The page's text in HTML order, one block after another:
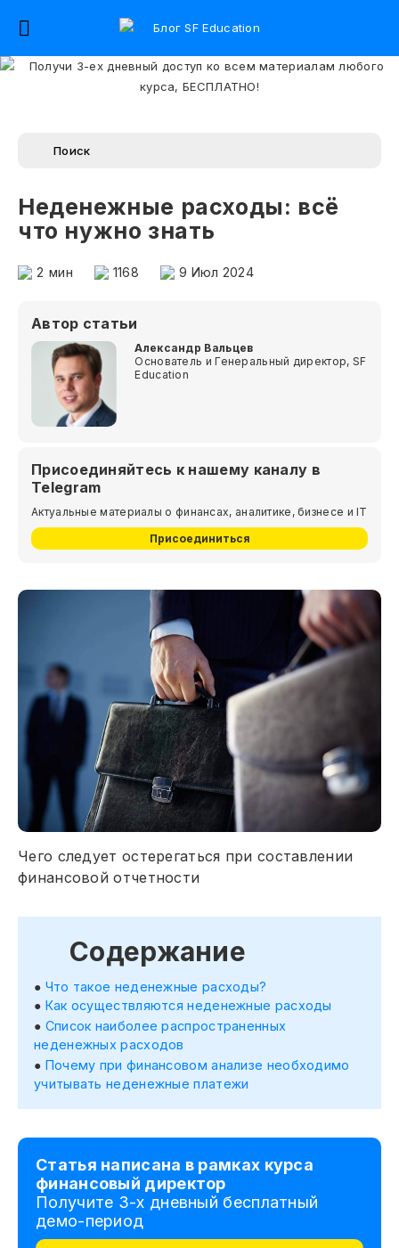
Неденежные расходы: всё
что нужно знать
2 мин 1168 9 Июл 2024
Автор статьи
Александр Вальцев
Основатель и Генеральный директор, SF
Education
Присоединяйтесь к нашему каналу в
Telegram
Актуальные материалы о финансах, аналитике, бизнесе и IT
Присоединиться
Чего следует остерегаться при составлении
финансовой отчетности
Содержание
Что такое неденежные расходы?
Как осуществляются неденежные расходы
Список наиболее распространенных
неденежных расходов
Почему при финансовом анализе необходимо
учитывать неденежные платежи
Статья написана в рамках курса
финансовый директор
Получите 3-х дневный бесплатный
демо-период